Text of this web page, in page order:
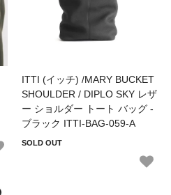
ITTI (イッチ) /MARY BUCKET
SHOULDER / DIPLO SKY レザ
ー ショルダー トート バッグ -
ブラック ITTI-BAG-059-A
SOLD OUT